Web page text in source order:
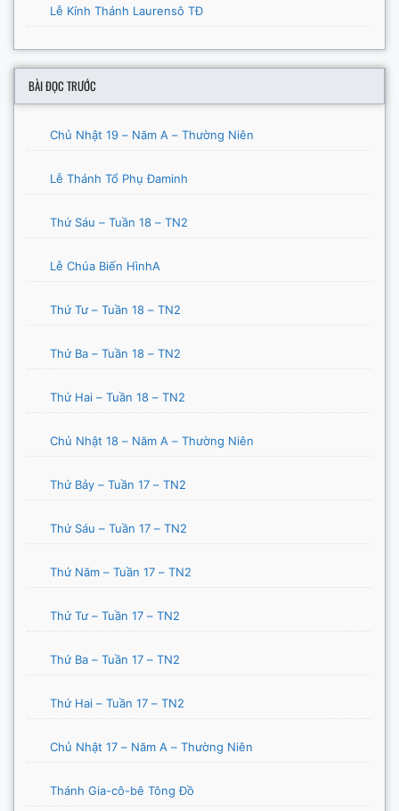
Lễ Kính Thánh Laurensô TĐ
BÀI ĐỌC TRƯỚC
Chủ Nhật 19 – Năm A – Thường Niên
Lễ Thánh Tổ Phụ Đaminh
Thứ Sáu – Tuần 18 – TN2
Lễ Chúa Biến HìnhA
Thứ Tư – Tuần 18 – TN2
Thứ Ba – Tuần 18 – TN2
Thứ Hai – Tuần 18 – TN2
Chủ Nhật 18 – Năm A – Thường Niên
Thứ Bảy – Tuần 17 – TN2
Thứ Sáu – Tuần 17 – TN2
Thứ Năm – Tuần 17 – TN2
Thứ Tư – Tuần 17 – TN2
Thứ Ba – Tuần 17 – TN2
Thứ Hai – Tuần 17 – TN2
Chủ Nhật 17 – Năm A – Thường Niên
Thánh Gia-cô-bê Tông Đồ